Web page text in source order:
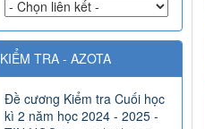
KIỂM TRA - AZOTA
Đề cương Kiểm tra Cuối học
kì 2 năm học 2024 - 2025 -